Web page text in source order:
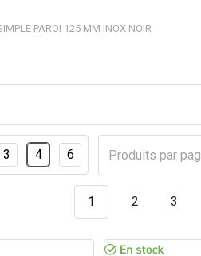
PAROI 125 MM INOX NOIR
Produits par
3 4 6
1 2 3